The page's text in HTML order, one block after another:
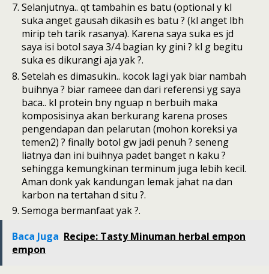
Selanjutnya.. qt tambahin es batu (optional y kl
suka anget gausah dikasih es batu ? (kl anget lbh
mirip teh tarik rasanya). Karena saya suka es jd
saya isi botol saya 3/4 bagian ky gini ? kl g begitu
suka es dikurangi aja yak ?.
Setelah es dimasukin.. kocok lagi yak biar nambah
buihnya ? biar rameee dan dari referensi yg saya
baca.. kl protein bny nguap n berbuih maka
komposisinya akan berkurang karena proses
pengendapan dan pelarutan (mohon koreksi ya
temen2) ? finally botol gw jadi penuh ? seneng
liatnya dan ini buihnya padet banget n kaku ?
sehingga kemungkinan terminum juga lebih kecil.
Aman donk yak kandungan lemak jahat na dan
karbon na tertahan d situ ?.
Semoga bermanfaat yak ?.
Baca Juga Recipe: Tasty Minuman herbal empon
empon